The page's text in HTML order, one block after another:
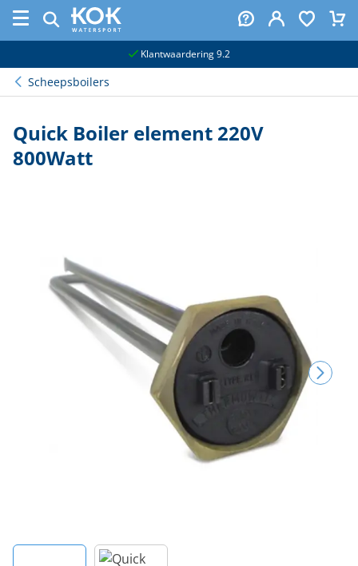
Klantwaardering 9.2
Scheepsboilers
Quick Boiler element 220V
800Watt